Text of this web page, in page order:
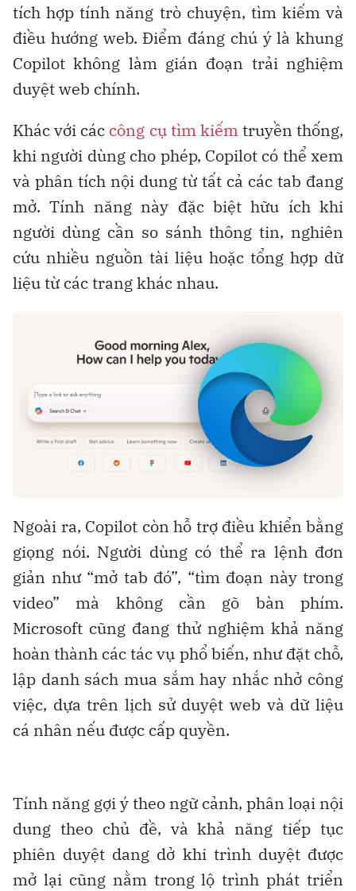
tích hợp tính năng trò chuyện, tìm kiếm và
điều hướng web. Điểm đáng chú ý là khung
Copilot không làm gián đoạn trải nghiệm
duyệt web chính.
Khác với các công cụ tìm kiếmtruyền thống,
khi người dùng cho phép, Copilot có thể xem
và phân tích nội dung từ tất cả các tab đang
mở. Tính năng này đặc biệt hữu ích khi
người dùng cần so sánh thông tin, nghiên
cứu nhiều nguồn tài liệu hoặc tổng hợp dữ
liệu từ các trang khác nhau.
Ngoài ra, Copilot còn hỗ trợ điều khiển bằng
giọng nói. Người dùng có thể ra lệnh đơn
giản như “mở tab đó”, “tìm đoạn này trong
video” mà không cần gõ bàn phím.
Microsoft cũng đang thử nghiệm khả năng
hoàn thành các tác vụ phổ biến, như đặt chỗ,
lập danh sách mua sắm hay nhắc nhở công
việc, dựa trên lịch sử duyệt web và dữ liệu
cá nhân nếu được cấp quyền.
Tính năng gợi ý theo ngữ cảnh, phân loại nội
dung theo chủ đề, và khả năng tiếp tục
phiên duyệt dang dở khi trình duyệt được
mở lại cũng nằm trong lộ trình phát triển